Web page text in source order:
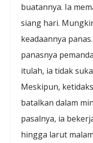
buatannya. Ia
siang hari.
keadaannya
panasnya
itulah, ia tidak
Meskipun,
batalkan dalam
pasalnya, ia
hingga larut